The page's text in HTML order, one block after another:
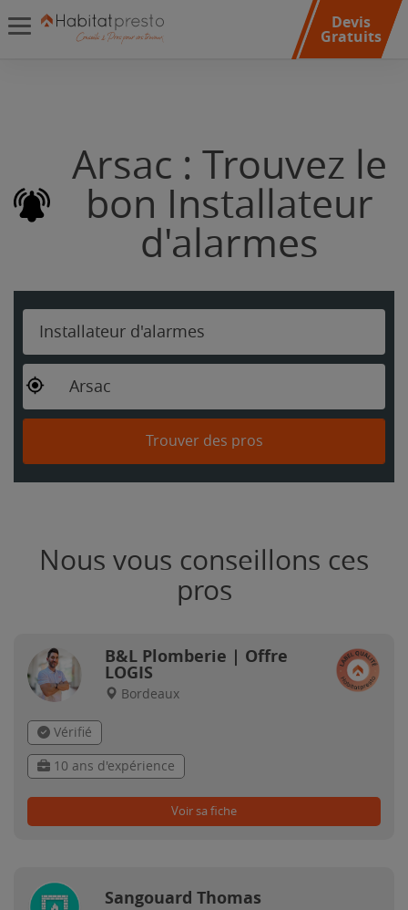
Devis
Gratuits
Arsac : Trouvez le
bon Installateur
d'alarmes
Installateur d'alarmes
Arsac
Trouver des pros
Nous vous conseillons ces
pros
B&L Plomberie | Offre
LOGIS
Bordeaux
Vérifié
10 ans d'expérience
Voir sa fiche
Sangouard Thomas